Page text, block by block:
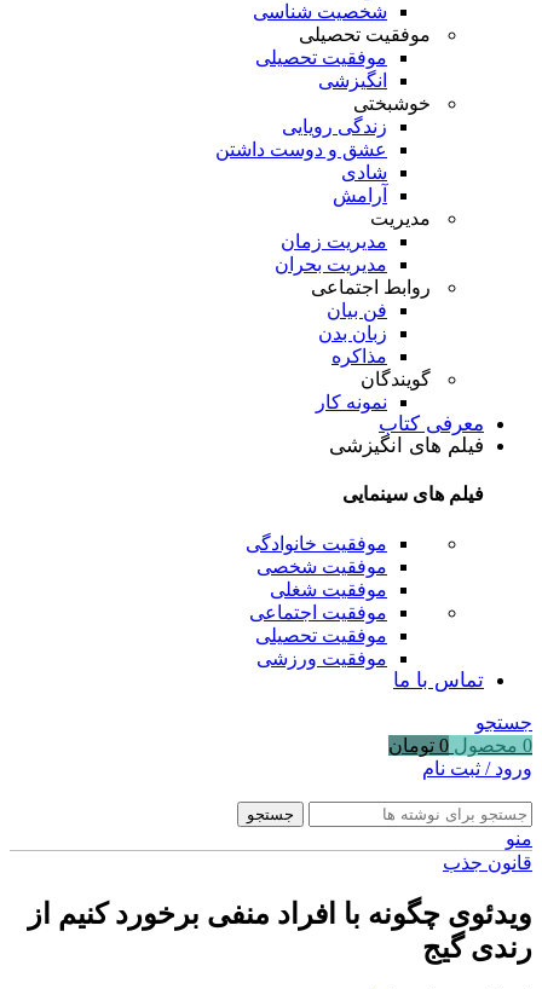
شخصیت شناسی
موفقیت تحصیلی
موفقیت تحصیلی
انگیزشی
خوشبختی
زندگی رویایی
عشق و دوست داشتن
شادی
آرامش
مدیریت
مدیریت زمان
مدیریت بحران
روابط اجتماعی
فن بیان
زبان بدن
مذاکره
گویندگان
نمونه کار
معرفی کتاب
فیلم های انگیزشی
فیلم های سینمایی
موفقیت خانوادگی
موفقیت شخصی
موفقیت شغلی
موفقیت اجتماعی
موفقیت تحصیلی
موفقیت ورزشی
تماس با ما
جستجو
0 محصول 0 تومان
ورود / ثبت نام
جستجو
منو
قانون جذب
ویدئوی چگونه با افراد منفی برخورد کنیم از
رندی گیج